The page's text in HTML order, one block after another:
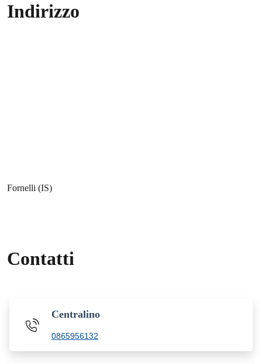
Indirizzo
Fornelli (IS)
Contatti
Centralino
0865956132